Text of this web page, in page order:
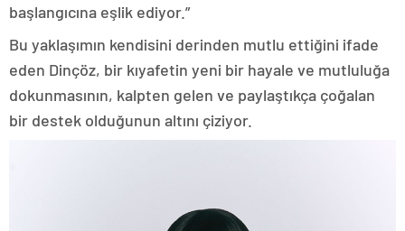
başlangıcına eşlik ediyor.”
Bu yaklaşımın kendisini derinden mutlu ettiğini ifade
eden Dinçöz, bir kıyafetin yeni bir hayale ve mutluluğa
dokunmasının, kalpten gelen ve paylaştıkça çoğalan
bir destek olduğunun altını çiziyor.